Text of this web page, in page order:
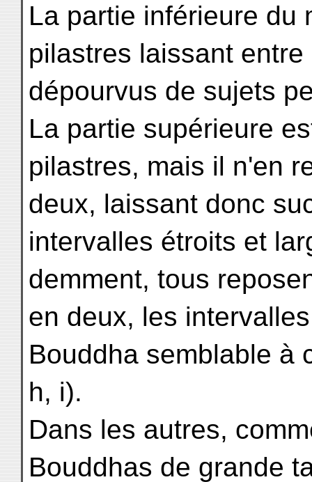
La partie inférieure du
pilastres laissant
dépourvus de sujets
La partie supérieure
pilastres, mais il n'en
deux, laissant donc
intervalles étroits et
demment, tous
en deux, les
Bouddha semblable à
h, i).
Dans les autres,
Bouddhas de grande